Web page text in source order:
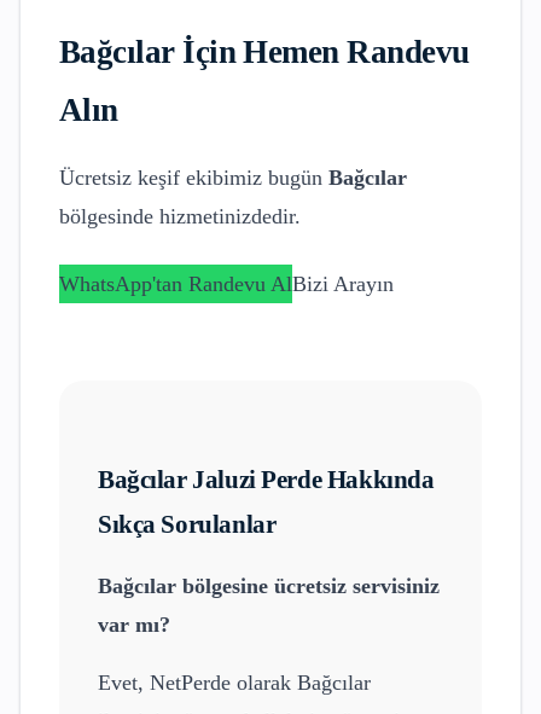
Bağcılarİçin Hemen Randevu
Alın
Ücretsiz keşif ekibimiz bugün Bağcılar
bölgesinde hizmetinizdedir.
WhatsApp'tan Randevu AlBizi Arayın
Bağcılar Jaluzi PerdeHakkında
Sıkça Sorulanlar
Bağcılar bölgesine ücretsiz servisiniz
var mı?
Evet, NetPerde olarak Bağcılar